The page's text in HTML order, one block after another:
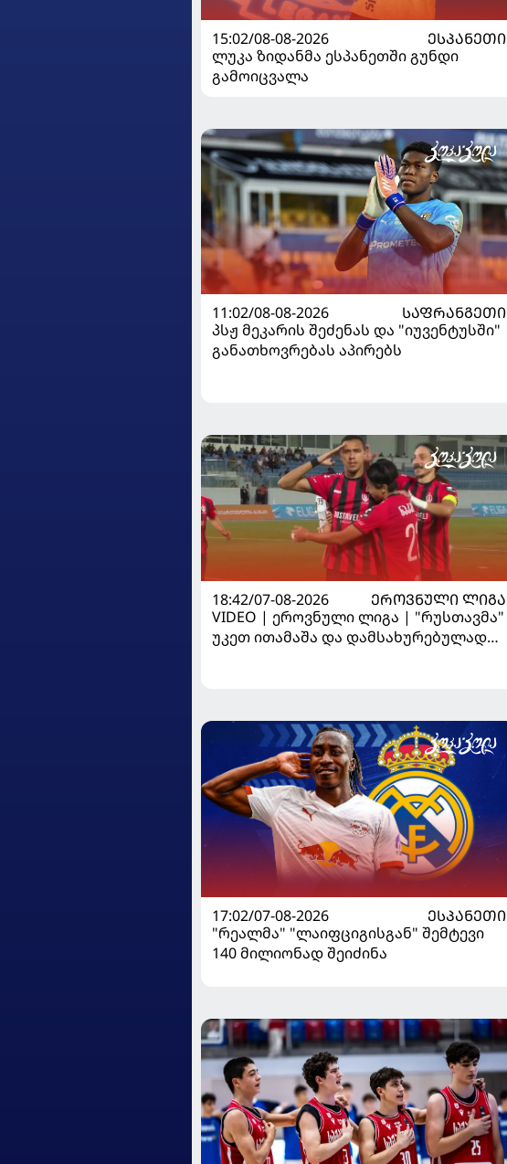
15:02/08-08-2026
ᲔᲡᲞᲐᲜᲔᲗᲘ
ლუკა ზიდანმა ესპანეთში გუნდი
გამოიცვალა
11:02/08-08-2026
ᲡᲐᲤᲠᲐᲜᲒᲔᲗᲘ
პსჟ მეკარის შეძენას და "იუვენტუსში"
განათხოვრებას აპირებს
18:42/07-08-2026
ᲔᲠᲝᲕᲜᲣᲚᲘ ᲚᲘᲒᲐ
VIDEO | ეროვნული ლიგა | "რუსთავმა"
უკეთ ითამაშა და დამსახურებულად
17:02/07-08-2026
ᲔᲡᲞᲐᲜᲔᲗᲘ
"რეალმა" "ლაიფციგისგან" შემტევი
140 მილიონად შეიძინა